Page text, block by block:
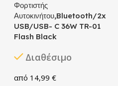
Φορτιστής
Αυτοκινήτου,Bluetooth/2x
USB/USB- C 36W TR-01
Flash Black
Διαθέσιμο
14,99 €